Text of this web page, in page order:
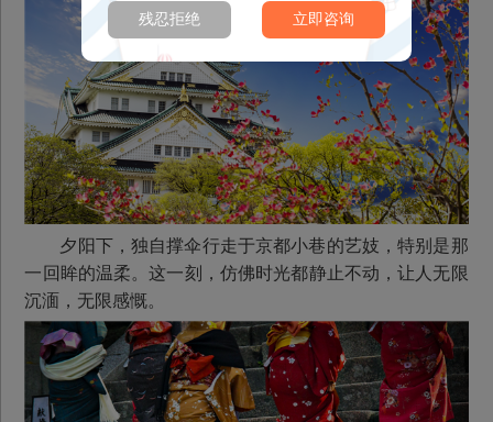
夕阳下，独自撑伞行走于京都小巷的艺妓，特别是那
一回眸的温柔。这一刻，仿佛时光都静止不动，让人无限
沉湎，无限感慨。
残忍拒绝 立即咨询